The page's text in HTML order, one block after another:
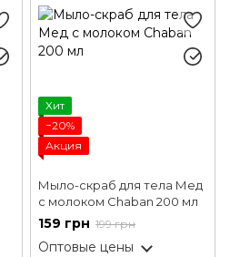
Хит
−20%
Акция
Мыло-скраб для тела Мед
с молоком Chaban 200 мл
159 грн 199 грн
Оптовые цены